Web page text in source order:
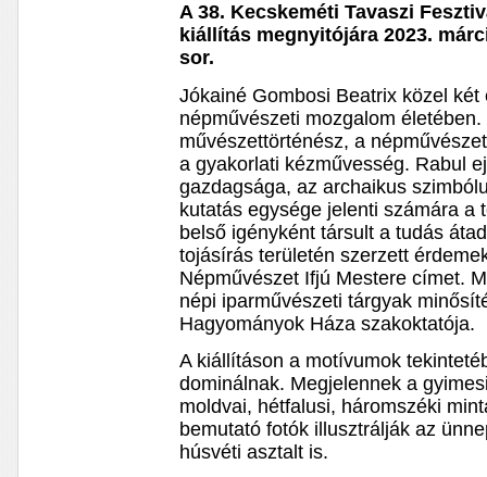
A 38. Kecskeméti Tavaszi
kiállítás megnyitójára 2023.
sor.
Jókainé Gombosi Beatrix közel
népművészeti mozgalom
művészettörténész, a
a gyakorlati kézművesség. Rabul
gazdagsága, az archaikus
kutatás egysége jelenti számára a
belső igényként társult a tudás
tojásírás területén szerzett
Népművészet Ifjú Mestere címet.
népi iparművészeti tárgyak
Hagyományok Háza szakoktatója.
A kiállításon a motívumok
dominálnak. Megjelennek a
moldvai, hétfalusi, háromszéki
bemutató fotók illusztrálják az
húsvéti asztalt is.